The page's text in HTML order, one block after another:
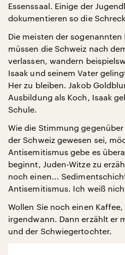
Essenssaal. Einige der
dokumentieren so die
Die meisten der
müssen die Schweiz nach
verlassen, wandern
Isaak und seinem Vater
Her zu bleiben. Jakob
Ausbildung als Koch, Isaak
Schule.
Wie die Stimmung
der Schweiz gewesen sei,
Antisemitismus gebe es
beginnt, Juden-Witze zu
noch einen...
Antisemitismus. Ich weiß
Wollen Sie noch einen
irgendwann. Dann erzählt er
und der Schwiegertochter.